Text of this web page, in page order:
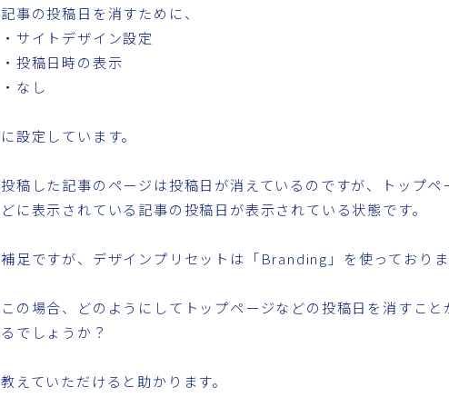
記事の投稿日を消すために、
・サイトデザイン設定
・投稿日時の表示
・なし
に設定しています。
投稿した記事のページは投稿日が消えているのですが、トップペ
どに表示されている記事の投稿日が表示されている状態です。
補足ですが、デザインプリセットは「Branding」を使っておりま
この場合、どのようにしてトップページなどの投稿日を消すこと
るでしょうか？
教えていただけると助かります。